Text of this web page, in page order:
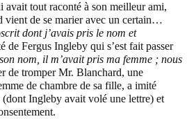
avait tout raconté à son meilleur ami,
vient de se marier avec un certain…
dont j’avais pris le nom et
de Fergus Ingleby qui s’est fait passer
nom, il m’avait pris ma femme ; nous
de tromper Mr. Blanchard, une
de chambre de sa fille, a imité
(dont Ingleby avait volé une lettre) et